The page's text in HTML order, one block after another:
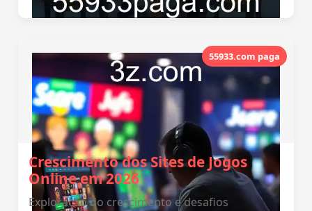
55933.com paga
Crescimento dos Sites de Jogos
Online em 2026
Exploração do crescimento e desafios